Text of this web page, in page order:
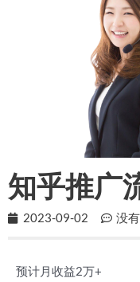
知乎推广
2023-09-02 没
预计月收益2万+